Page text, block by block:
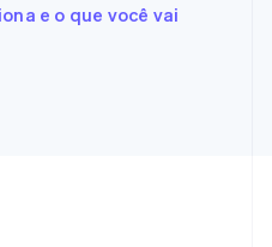
e o que você vai